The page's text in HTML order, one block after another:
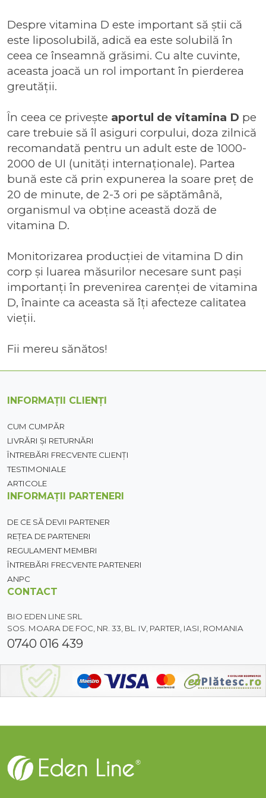
Despre vitamina D este important să știi că
este liposolubilă, adică ea este solubilă în
ceea ce înseamnă grăsimi. Cu alte cuvinte,
aceasta joacă un rol important în pierderea
greutății.
În ceea ce privește aportul de vitamina D pe
care trebuie să îl asiguri corpului, doza zilnică
recomandată pentru un adult este de 1000-
2000 de UI (unități internaționale). Partea
bună este că prin expunerea la soare preț de
20 de minute, de 2-3 ori pe săptămână,
organismul va obține această doză de
vitamina D.
Monitorizarea producției de vitamina D din
corp şi luarea măsurilor necesare sunt paşi
importanţi în prevenirea carenţei de vitamina
D, înainte ca aceasta să îți afecteze calitatea
vieții.
Fii mereu sănătos!
INFORMAȚII CLIENȚI
CUM CUMPĂR
LIVRĂRI ȘI RETURNĂRI
ÎNTREBĂRI FRECVENTE CLIENȚI
TESTIMONIALE
ARTICOLE
INFORMAȚII PARTENERI
DE CE SĂ DEVII PARTENER
REȚEA DE PARTENERI
REGULAMENT MEMBRI
ÎNTREBĂRI FRECVENTE PARTENERI
ANPC
CONTACT
BIO EDEN LINE SRL
SOS. MOARA DE FOC, NR. 33, BL. IV, PARTER, IASI, ROMANIA
0740 016 439